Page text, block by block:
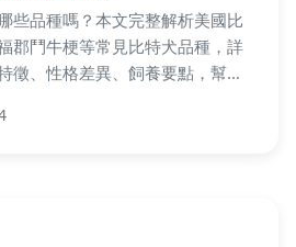
些品種嗎？本文完整解析美國比
郡鬥牛梗等常見比特犬品種，詳
徵、性格差異、飼養要點，幫助